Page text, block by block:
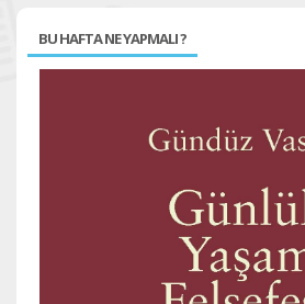
BU HAFTA NE YAPMALI ?